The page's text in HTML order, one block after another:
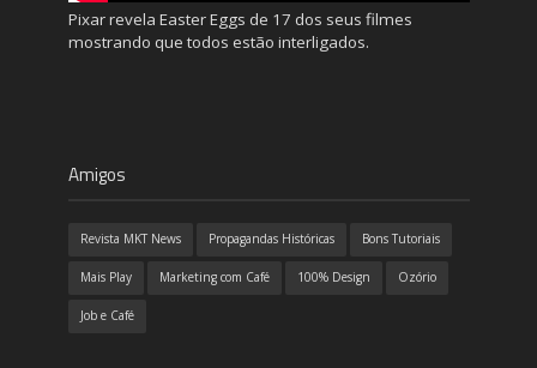
Pixar revela Easter Eggs de 17 dos seus filmes
mostrando que todos estão interligados.
Amigos
Revista MKT News Propagandas Históricas Bons Tutoriais
Mais Play Marketing com Café 100% Design Ozório
Job e Café